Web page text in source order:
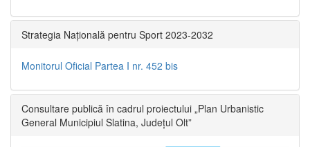
Strategia Națională pentru Sport 2023-2032
Monitorul Oficial Partea I nr. 452 bis
Consultare publică în cadrul proiectului „Plan Urbanistic
General Municipiul Slatina, Județul Olt”